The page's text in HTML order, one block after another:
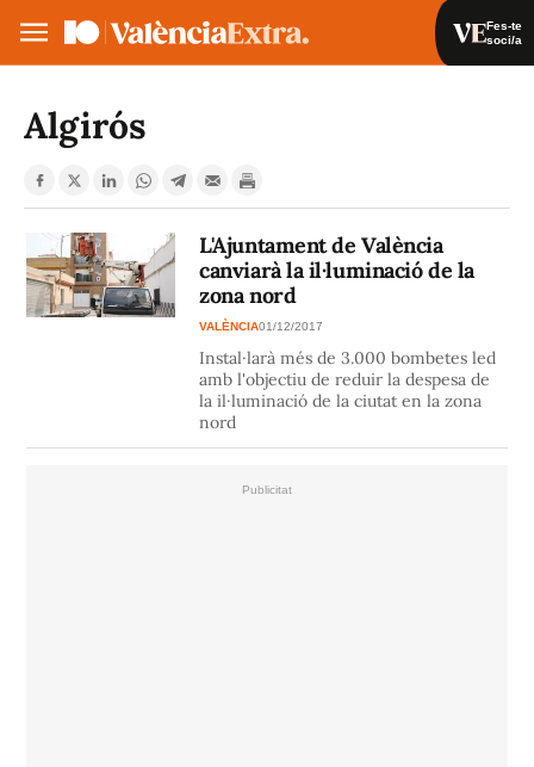
Fes-te
soci/a
VA
Algirós
L'Ajuntament de València
canviarà la il·luminació de la
zona nord
VALÈNCIA01/12/2017
Instal·larà més de 3.000 bombetes led
amb l'objectiu de reduir la despesa de
la il·luminació de la ciutat en la zona
nord